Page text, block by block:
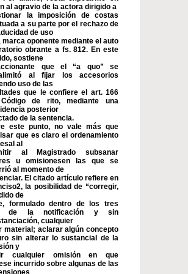
al agravio de la actora dirigido a
la imposición de costas
a su parte por el rechazo de
de uso
marca oponente mediante el auto
obrante a fs. 812. En este
sostiene
que el “a quo” se
al fijar los accesorios
uso de las
que le confiere el art. 166
de rito, mediante una
posterior
de la sentencia.
este punto, no vale más que
que es claro el ordenamiento
al
al Magistrado subsanar
u omisionesen las que se
al momento de
El citado artículo refiere en
la posibilidad de “corregir,
de
formulado dentro de los tres
de la notificación y sin
cualquier
material; aclarar algún concepto
sin alterar lo sustancial de la
y
cualquier omisión en que
incurrido sobre algunas de las